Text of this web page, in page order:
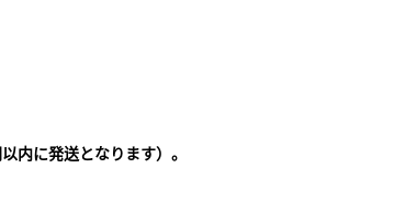
内に発送となります）。